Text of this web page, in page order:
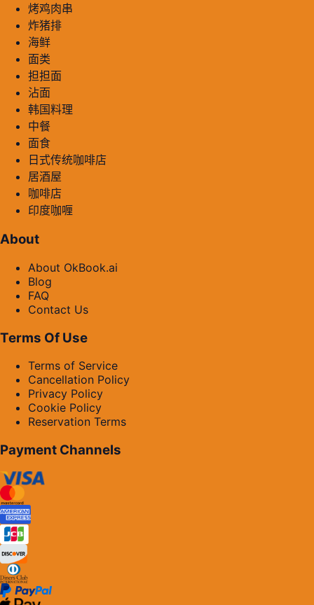
烤鸡肉串
炸猪排
海鲜
面类
担担面
沾面
韩国料理
中餐
面食
日式传统咖啡店
居酒屋
咖啡店
印度咖喱
About
About OkBook.ai
Blog
FAQ
Contact Us
Terms Of Use
Terms of Service
Cancellation Policy
Privacy Policy
Cookie Policy
Reservation Terms
Payment Channels